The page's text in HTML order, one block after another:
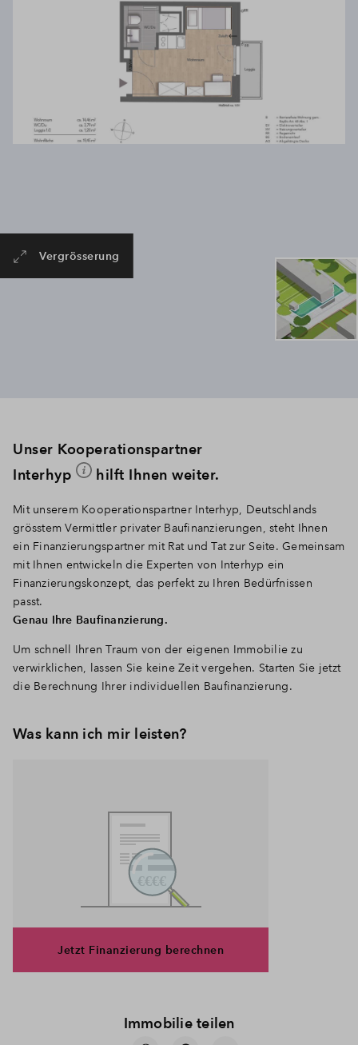
Vergrösserung
Unser Kooperationspartner
Interhyp
hilft Ihnen weiter.
Mit unserem Kooperationspartner Interhyp, Deutschlands
grösstem Vermittler privater Baufinanzierungen, steht Ihnen
ein Finanzierungspartner mit Rat und Tat zur Seite. Gemeinsam
mit Ihnen entwickeln die Experten von Interhyp ein
Finanzierungskonzept, das perfekt zu Ihren Bedürfnissen
passt.
Genau Ihre Baufinanzierung.
Um schnell Ihren Traum von der eigenen Immobilie zu
verwirklichen, lassen Sie keine Zeit vergehen. Starten Sie jetzt
die Berechnung Ihrer individuellen Baufinanzierung.
Was kann ich mir leisten?
Jetzt Finanzierung berechnen
Immobilie teilen